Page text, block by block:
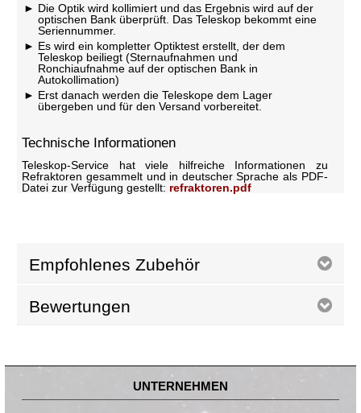
Die Optik wird kollimiert und das Ergebnis wird auf der
optischen Bank überprüft. Das Teleskop bekommt eine
Seriennummer.
Es wird ein kompletter Optiktest erstellt, der dem
Teleskop beiliegt (Sternaufnahmen und
Ronchiaufnahme auf der optischen Bank in
Autokollimation)
Erst danach werden die Teleskope dem Lager
übergeben und für den Versand vorbereitet.
Technische Informationen
Teleskop-Service hat viele hilfreiche Informationen zu
Refraktoren gesammelt und in deutscher Sprache als PDF-
Datei zur Verfügung gestellt: refraktoren.pdf
Empfohlenes Zubehör
Bewertungen
UNTERNEHMEN